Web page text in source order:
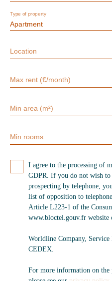
Apartment
Type of property
Location
Max rent (€/month)
Min area (m²)
Min rooms
I agree to the processing of
GDPR. If you do not wish to
prospecting by telephone,
list of opposition to
Article L223-1 of the
www.bloctel.gouv.fr website
Worldline Company,
CEDEX.
For more information on the